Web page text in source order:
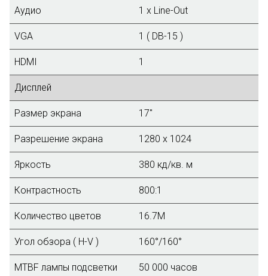
Аудио 1 х Line-Out
VGA 1 ( DB-15 )
HDMI 1
Дисплей
Размер экрана 17"
Разрешение экрана 1280 x 1024
Яркость 380 кд/кв. м
Контрастность 800:1
Количество цветов 16.7М
Угол обзора ( H-V ) 160°/160°
MTBF лампы подсветки 50 000 часов